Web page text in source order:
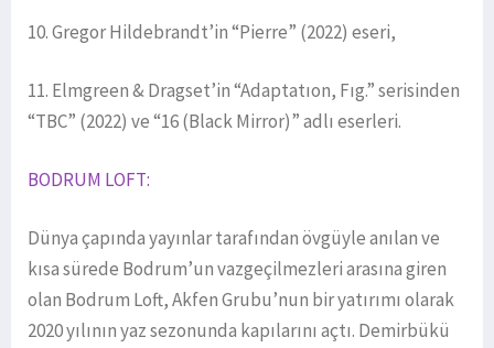
10. Gregor Hildebrandt’in “Pierre” (2022) eseri,
11. Elmgreen & Dragset’in “Adaptatıon, Fıg.” serisinden
“TBC” (2022) ve “16 (Black Mirror)” adlı eserleri.
BODRUM LOFT:
Dünya çapında yayınlar tarafından övgüyle anılan ve
kısa sürede Bodrum’un vazgeçilmezleri arasına giren
olan Bodrum Loft, Akfen Grubu’nun bir yatırımı olarak
2020 yılının yaz sezonunda kapılarını açtı. Demirbükü